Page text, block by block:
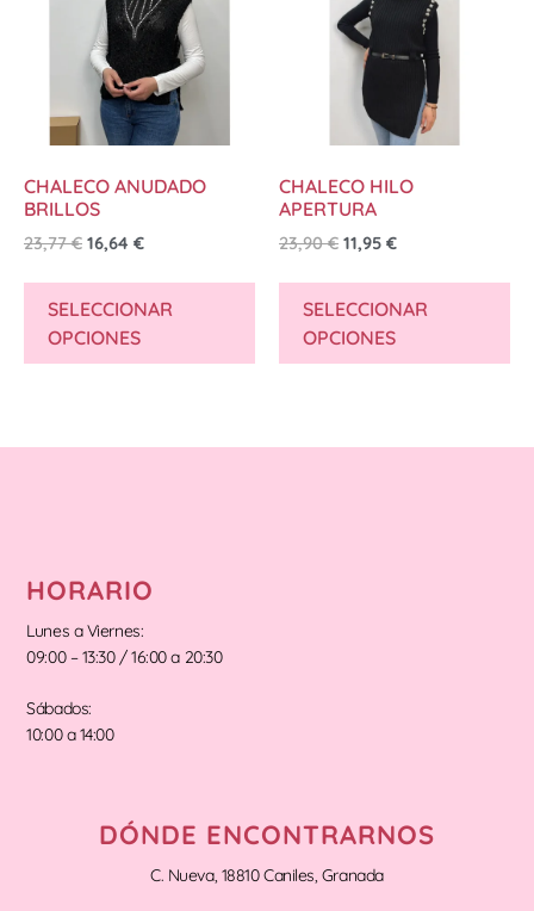
CHALECO ANUDADO
BRILLOS
23,77€ 16,64 €
SELECCIONAR
OPCIONES
CHALECO HILO
APERTURA
23,90€ 11,95 €
SELECCIONAR
OPCIONES
HORARIO
Lunes a Viernes:
09:00 – 13:30 / 16:00 a 20:30
Sábados:
10:00 a 14:00
DÓNDE ENCONTRARNOS
C. Nueva, 18810 Caniles, Granada